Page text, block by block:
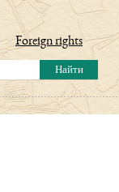
Foreign rights